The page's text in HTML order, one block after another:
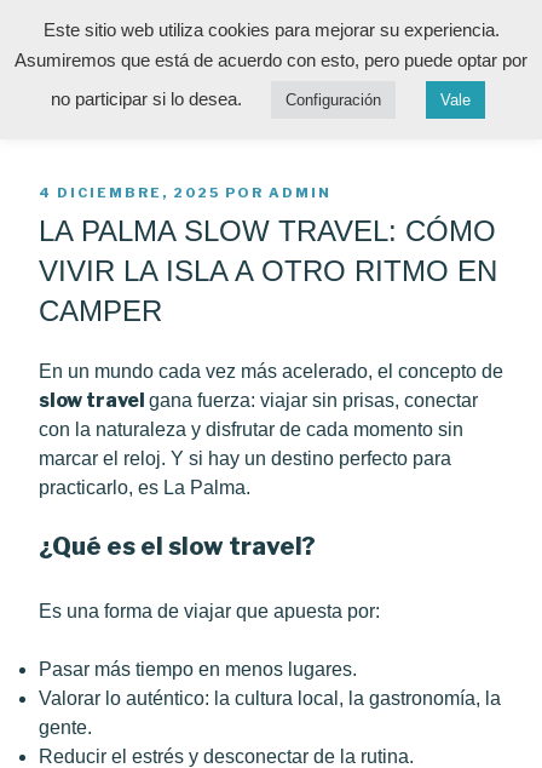
contenidoHAPPY CAMPER LA
PALMA
La vida es el mejor regalo ¡Disfrútala!
Menú
PUBLICADO
EL
4 DICIEMBRE, 2025 POR ADMIN
LA PALMA SLOW TRAVEL: CÓMO
VIVIR LA ISLA A OTRO RITMO EN
CAMPER
En un mundo cada vez más acelerado, el concepto de
slow travel gana fuerza: viajar sin prisas, conectar
con la naturaleza y disfrutar de cada momento sin
marcar el reloj. Y si hay un destino perfecto para
practicarlo, es La Palma.
¿Qué es el slow travel?
Es una forma de viajar que apuesta por:
Pasar más tiempo en menos lugares.
Valorar lo auténtico: la cultura local, la gastronomía, la
gente.
Reducir el estrés y desconectar de la rutina.
Este sitio web utiliza cookies para mejorar su experiencia.
Asumiremos que está de acuerdo con esto, pero puede optar por
no participar si lo desea.
Configuración Vale